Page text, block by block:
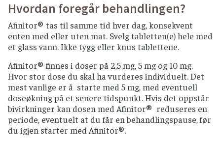
Hvordan foregår behandlingen?
Afinitor® tas til samme tid hver dag, konsekvent
enten med eller uten mat. Svelg tabletten(e) hele med
et glass vann. Ikke tygg eller knus tablettene.
Afinitor® finnes i doser på 2,5 mg, 5 mg og 10 mg.
Hvor stor dose du skal ha vurderes individuelt. Det
mest vanlige er å starte med 5 mg, med eventuell
doseøkning på et senere tidspunkt. Hvis det oppstår
bivirkninger kan dosen med Afinitor® reduseres en
periode, eventuelt at du får en behandlingspause, før
du igjen starter med Afinitor®.